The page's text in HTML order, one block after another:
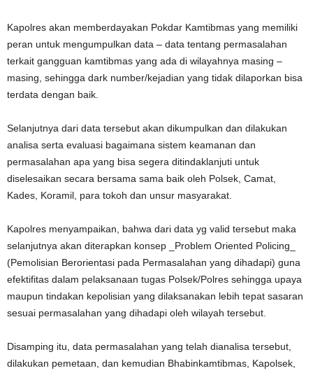
Kapolres akan memberdayakan Pokdar Kamtibmas yang memiliki
peran untuk mengumpulkan data – data tentang permasalahan
terkait gangguan kamtibmas yang ada di wilayahnya masing –
masing, sehingga dark number/kejadian yang tidak dilaporkan bisa
terdata dengan baik.
Selanjutnya dari data tersebut akan dikumpulkan dan dilakukan
analisa serta evaluasi bagaimana sistem keamanan dan
permasalahan apa yang bisa segera ditindaklanjuti untuk
diselesaikan secara bersama sama baik oleh Polsek, Camat,
Kades, Koramil, para tokoh dan unsur masyarakat.
Kapolres menyampaikan, bahwa dari data yg valid tersebut maka
selanjutnya akan diterapkan konsep _Problem Oriented Policing_
(Pemolisian Berorientasi pada Permasalahan yang dihadapi) guna
efektifitas dalam pelaksanaan tugas Polsek/Polres sehingga upaya
maupun tindakan kepolisian yang dilaksanakan lebih tepat sasaran
sesuai permasalahan yang dihadapi oleh wilayah tersebut.
Disamping itu, data permasalahan yang telah dianalisa tersebut,
dilakukan pemetaan, dan kemudian Bhabinkamtibmas, Kapolsek,